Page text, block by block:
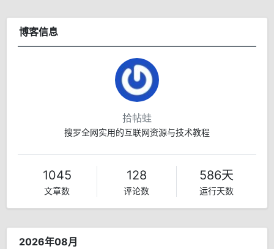
博客信息
拾帖蛙
搜罗全网实用的互联网资源与技术教程
1045
文章数
128
评论数
586天
运行天数
2026年08月